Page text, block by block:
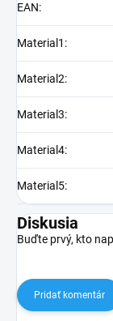
EAN:
Material1 :
Material2:
Material3:
Material4:
Material5:
Diskusia
Buďte prvý, kto
Pridať komentár